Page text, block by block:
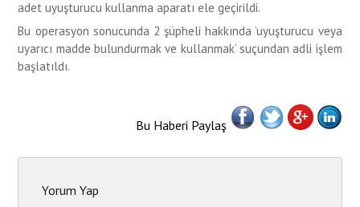
adet uyuşturucu kullanma aparatı ele geçirildi.
Bu operasyon sonucunda 2 şüpheli hakkında ’uyuşturucu veya
uyarıcı madde bulundurmak ve kullanmak’ suçundan adli işlem
başlatıldı.
Bu Haberi Paylaş
Yorum Yap